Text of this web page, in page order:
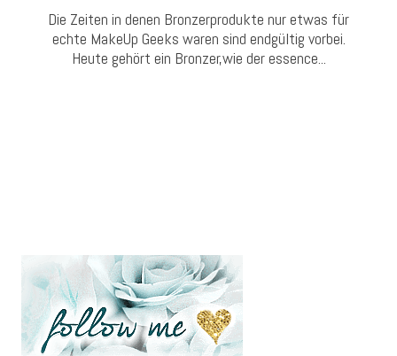
Die Zeiten in denen Bronzerprodukte nur etwas für
echte MakeUp Geeks waren sind endgültig vorbei.
Heute gehört ein Bronzer,wie der essence...